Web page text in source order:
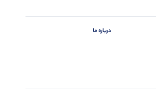
درباره ما